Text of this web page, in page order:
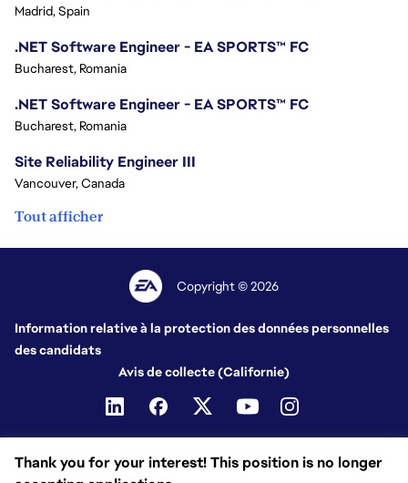
Thank you for your interest! This position is no longer
Madrid, Spain
.NET Software Engineer - EA SPORTS™ FC
Bucharest, Romania
.NET Software Engineer - EA SPORTS™ FC
Bucharest, Romania
Site Reliability Engineer III
Vancouver, Canada
Tout afficher
Copyright © 2026
Information relative à la protection des données personnelles
des candidats
Avis de collecte (Californie)